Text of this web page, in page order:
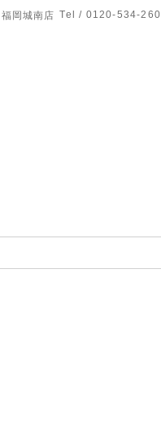
岡城南店 Tel / 0120-534-260